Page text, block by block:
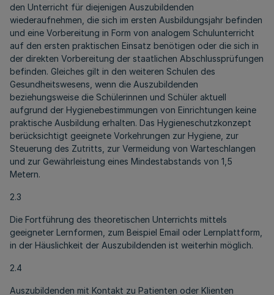
den Unterricht für diejenigen Auszubildenden
wiederaufnehmen, die sich im ersten Ausbildungsjahr befinden
und eine Vorbereitung in Form von analogem Schulunterricht
auf den ersten praktischen Einsatz benötigen oder die sich in
der direkten Vorbereitung der staatlichen Abschlussprüfungen
befinden. Gleiches gilt in den weiteren Schulen des
Gesundheitswesens, wenn die Auszubildenden
beziehungsweise die Schülerinnen und Schüler aktuell
aufgrund der Hygienebestimmungen von Einrichtungen keine
praktische Ausbildung erhalten. Das Hygieneschutzkonzept
berücksichtigt geeignete Vorkehrungen zur Hygiene, zur
Steuerung des Zutritts, zur Vermeidung von Warteschlangen
und zur Gewährleistung eines Mindestabstands von 1,5
Metern.
2.3
Die Fortführung des theoretischen Unterrichts mittels
geeigneter Lernformen, zum Beispiel Email oder Lernplattform,
in der Häuslichkeit der Auszubildenden ist weiterhin möglich.
2.4
Auszubildenden mit Kontakt zu Patienten oder Klienten